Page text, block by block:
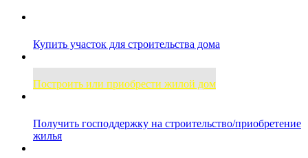
Купить участок для строительства дома
Построить или приобрести жилой дом
Получить господдержку на строительство/приобретение
жилья